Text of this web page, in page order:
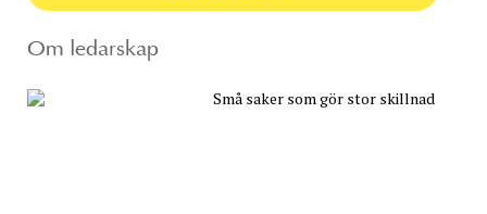
Om ledarskap
Små saker som gör stor skillnad